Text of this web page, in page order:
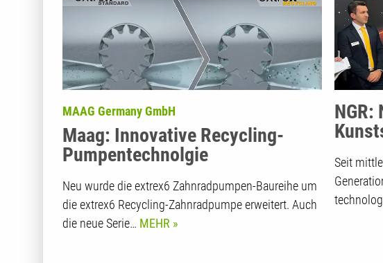
Maag: Innovative Recycling-
Pumpentechnolgie
MAAG Germany GmbH
Neu wurde die extrex6 Zahnradpumpen-Baureihe um
die extrex6 Recycling-Zahnradpumpe erweitert. Auch
die neue Serie… MEHR
NGR:
Seit